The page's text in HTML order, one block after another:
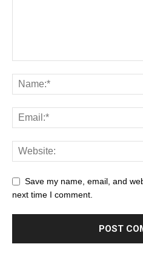
Save my name, email, and
next time I comment.